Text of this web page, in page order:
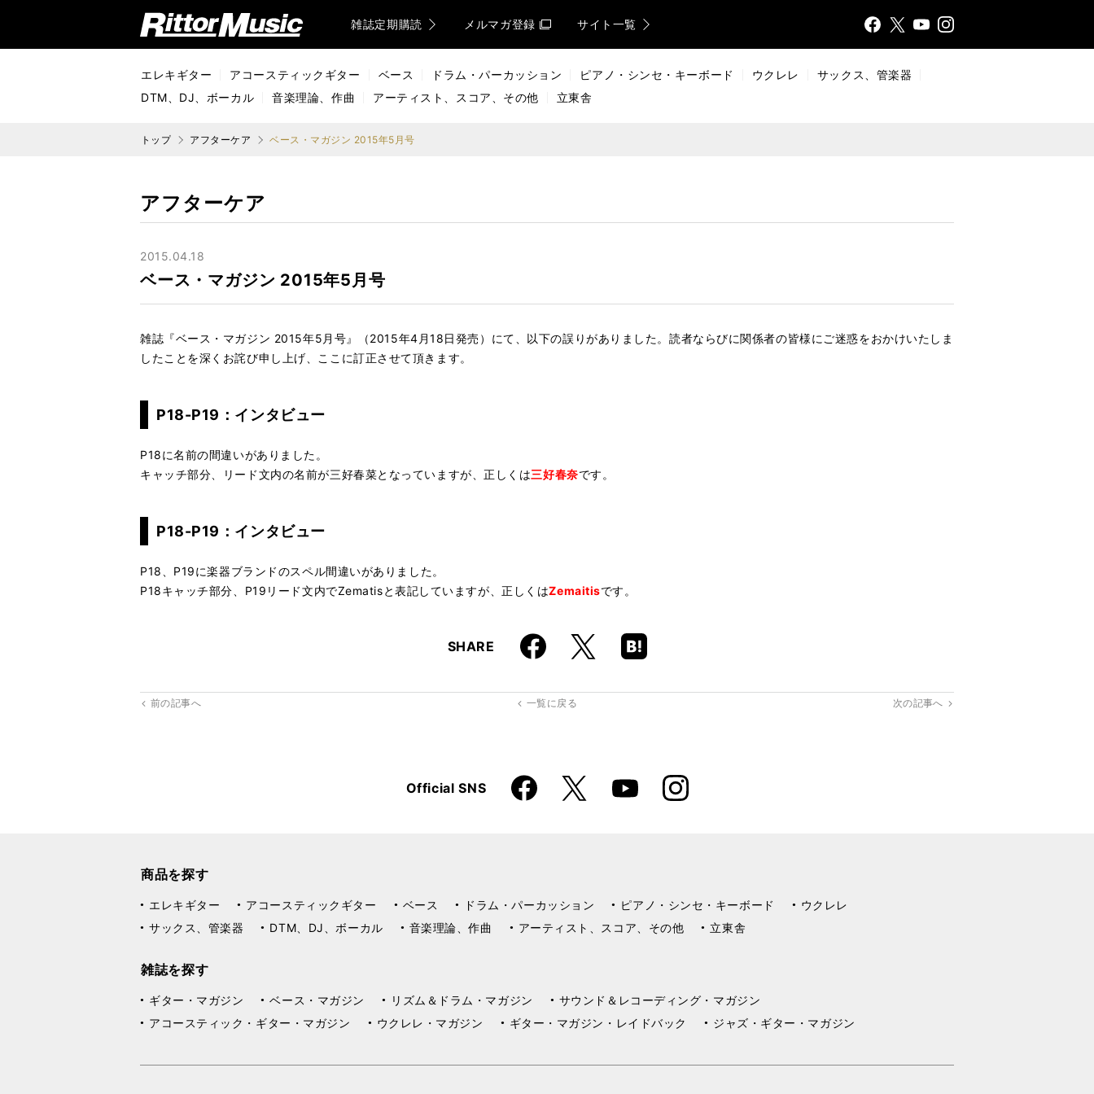
リットーミュージック (Rittor Music) 雑誌定期購読 メルマガ登録 サイト一覧
FaceX
YouTInsta
エレキギター アコースティックギター ベース ドラム・パーカッション ピアノ・シンセ・キーボード ウクレレ
サックス、管楽器
DTM、DJ、ボーカル
音楽理論、作曲 アーティスト、スコア、その他 立東舎
トップ アフターケア ベース・マガジン 2015年5月号
アフターケア
2015.04.18
ベース・マガジン 2015年5月号
雑誌『ベース・マガジン 2015年5月号』（2015年4月18日発売）にて、以下の誤りがありました。読者ならびに関係者の皆様にご迷惑をおかけいたしま
したことを深くお詫び申し上げ、ここに訂正させて頂きます。
P18-P19：インタビュー
P18に名前の間違いがありました。
キャッチ部分、リード文内の名前が三好春菜となっていますが、正しくは三好春奈です。
P18-P19：インタビュー
P18、P19に楽器ブランドのスペル間違いがありました。
P18キャッチ部分、P19リード文内でZematisと表記していますが、正しくはZemaitisです。
SHARE Faceboo
k
X
Hatena
Boo
rk
前の記事へ 一覧に戻る 次の記事へ
Official SNSFaceboo
k
X YouTube Instagra
m
商品を探す
エレキギター アコースティックギター ベース ドラム・パーカッション ピアノ・シンセ・キーボード
ウクレレ
サックス、管楽器
DTM、DJ、ボーカル 音楽理論、作曲 アーティスト、スコア、その他 立東舎
雑誌を探す
ギター・マガジン ベース・マガジン リズム＆ドラム・マガジン
サウンド＆レコーディング・マガジン
アコースティック・ギター・マガジン
ウクレレ・マガジン ギター・マガジン・レイドバック ジャズ・ギター・マガジン